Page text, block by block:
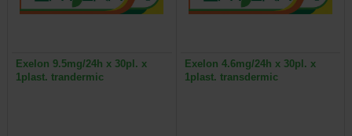
Exelon 9.5mg/24h x 30pl. x
1plast. trandermic
Exelon 4.6mg/24h x 30pl. x
1plast. transdermic